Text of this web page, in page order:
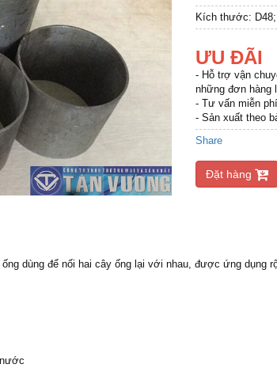
Kích thước:
ƯU ĐÃI
- Hỗ trợ vận
những đơn hàng
- Tư vấn miễn
- Sản xuất theo
Share
Đặt hàng
dùng để nối hai cây ống lại với nhau, được ứng dụng